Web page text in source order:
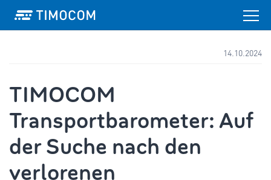
14.10.2024
TIMOCOM
Transportbarometer: Auf
der Suche nach den
verlorenen